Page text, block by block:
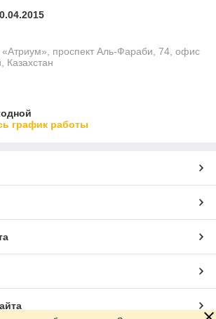
«Атриум», проспект Аль-Фараби, 74, офис
Казахстан
график работы